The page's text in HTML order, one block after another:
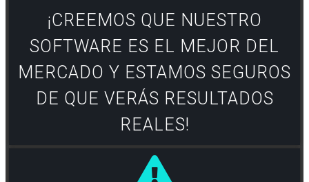
¡CREEMOS QUE NUESTRO
SOFTWARE ES EL MEJOR DEL
MERCADO Y ESTAMOS SEGUROS
DE QUE VERÁS RESULTADOS
REALES!